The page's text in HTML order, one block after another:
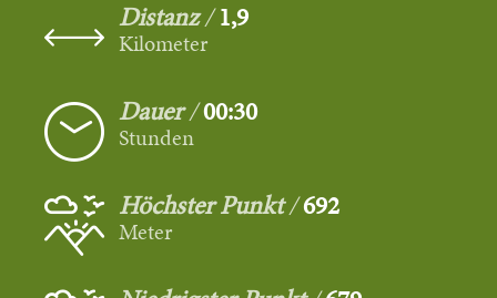
Distanz 1,9
Kilometer
Dauer 00:30
Stunden
Höchster Punkt 692
Meter